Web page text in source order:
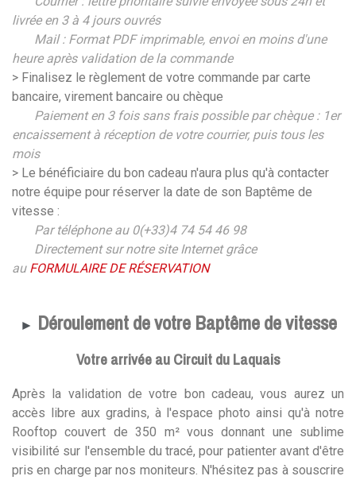
livrée en 3 à 4 jours ouvrés
Mail : Format PDF imprimable, envoi en moins d'une
heure après validation de la commande
> Finalisez le règlement de votre commande par carte
bancaire, virement bancaire ou chèque
Paiement en 3 fois sans frais possible par chèque : 1er
encaissement à réception de votre courrier, puis tous les
mois
> Le bénéficiaire du bon cadeau n'aura plus qu'à contacter
notre équipe pour réserver la date de son Baptême de
vitesse :
Par téléphone au 0(+33)4 74 54 46 98
Directement sur notre site Internet grâce
au FORMULAIRE DE RÉSERVATION
► Déroulement de votre Baptême de vitesse
Votre arrivée au Circuit du Laquais
Après la validation de votre bon cadeau, vous aurez un
accès libre aux gradins, à l'espace photo ainsi qu'à notre
Rooftop couvert de 350 m² vous donnant une sublime
visibilité sur l'ensemble du tracé, pour patienter avant d'être
pris en charge par nos moniteurs. N'hésitez pas à souscrire